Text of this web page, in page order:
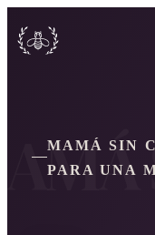
MAMÁ SIN
PARA UNA